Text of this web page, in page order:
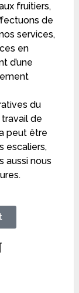
fruitiers,
de
services,
en
d’une
du
de
peut être
escaliers,
aussi nous